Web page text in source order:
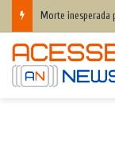
Morte inesperada